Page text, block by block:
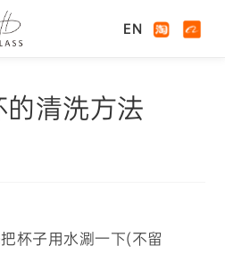
EN
清洗方法
杯子用水涮一下(不留